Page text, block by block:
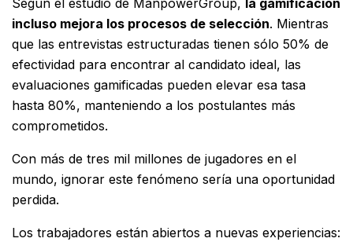
Según el estudio de ManpowerGroup, la gamificación
incluso mejora los procesos de selección. Mientras
que las entrevistas estructuradas tienen sólo 50% de
efectividad para encontrar al candidato ideal, las
evaluaciones gamificadas pueden elevar esa tasa
hasta 80%, manteniendo a los postulantes más
comprometidos.
Con más de tres mil millones de jugadores en el
mundo, ignorar este fenómeno sería una oportunidad
perdida.
Los trabajadores están abiertos a nuevas experiencias: